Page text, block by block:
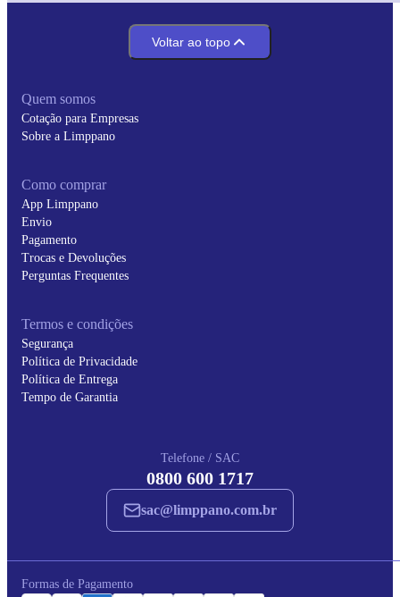
Voltar ao topo
Quem somos
Cotação para Empresas
Sobre a Limppano
Como comprar
App Limppano
Envio
Pagamento
Trocas e Devoluções
Perguntas Frequentes
Termos e condições
Segurança
Política de Privacidade
Política de Entrega
Tempo de Garantia
Telefone / SAC
0800 600 1717
sac@limppano.com.br
Formas de Pagamento